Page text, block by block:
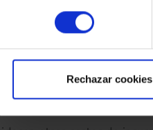
consentimiento
Rechazar cookies
plantea a los
de la intensidad y los
energía, la conveniencia